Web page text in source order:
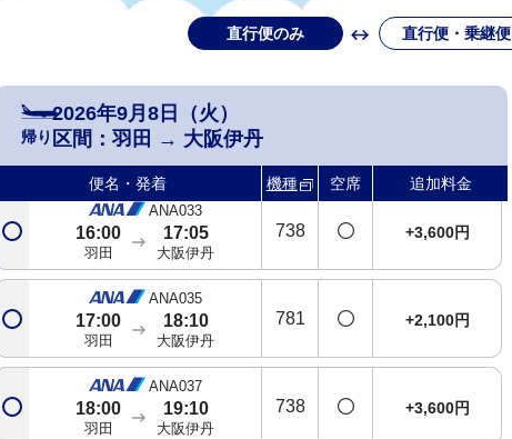
直行便のみ 直行便・乗継便
帰り
2026年9月8日（火）
区間： 羽田 → 大阪伊丹
便名・発着 機種 空席 追加料金
ANA027
763
ANA031
14:50
羽田
15:55
大阪伊丹
ANA033
16:00
羽田
17:05
大阪伊丹
738 +3,600円
ANA035
17:00
羽田
18:10
大阪伊丹
781 +2,100円
ANA037
18:00
羽田
19:10
大阪伊丹
738 +3,600円